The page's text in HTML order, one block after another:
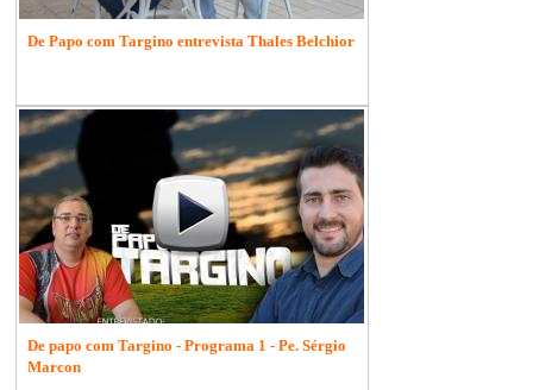
De Papo com Targino entrevista Thales Belchior
De papo com Targino - Programa 1 - Pe. Sérgio
Marcon